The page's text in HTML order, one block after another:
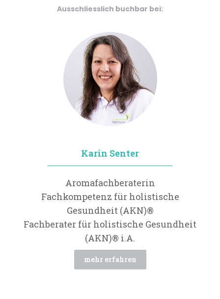
Ausschliesslich buchbar bei:
Karin Senter
Aromafachberaterin
Fachkompetenz für holistische
Gesundheit (AKN)®
Fachberater für holistische Gesundheit
(AKN)® i.A.
mehr erfahren